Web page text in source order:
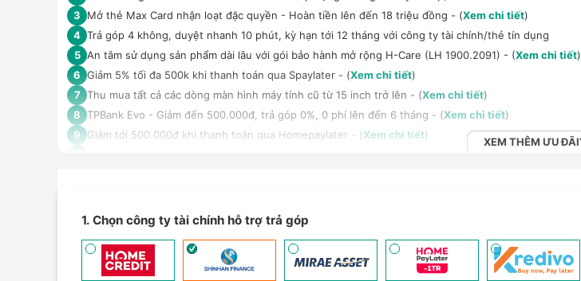
3
Mở thẻ Max Card nhận loạt đặc quyền - Hoàn tiền lên đến 18 triệu đồng - (Xem chi tiết)
4 Trả góp 4 không, duyệt nhanh 10 phút, kỳ hạn tới 12 tháng với công ty tài chính/thẻ tín dụng
5 An tâm sử dụng sản phẩm dài lâu với gói bảo hành mở rộng H-Care (LH 1900.2091) - (Xem chi tiết)
6 Giảm 5% tối đa 500k khi thanh toán qua Spaylater - (Xem chi tiết)
7 Thu mua tất cả các dòng màn hình máy tính cũ từ 15 inch trở lên - (Xem chi tiết)
8
TPBank Evo - Giảm đến 500.000đ, trả góp 0%, 0 phí lên đến 6 tháng - (Xem chi tiết)
9
Giảm tới 500.000đ khi thanh toán qua Homepaylater - (Xem chi tiết)
XEM THÊM ƯU ĐÃI
1. Chọn công ty tài chính hỗ trợ trả góp